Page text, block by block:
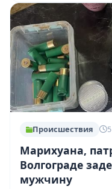
Происшествия
Марихуана,
Волгограде
мужчину